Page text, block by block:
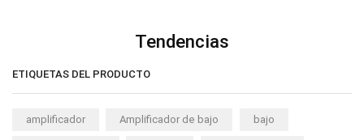
Tendencias
ETIQUETAS DEL PRODUCTO
amplificador Amplificador de bajo bajo